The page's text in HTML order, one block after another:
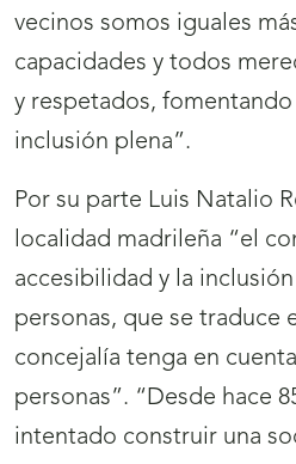
vecinos somos iguales
capacidades y todos
y respetados, fomentando
inclusión plena”.
Por su parte Luis Natalio
localidad madrileña “el
accesibilidad y la
personas, que se traduce
concejalía tenga en
personas”. “Desde hace
intentado construir una